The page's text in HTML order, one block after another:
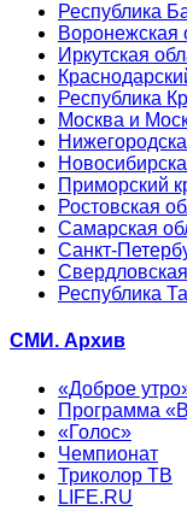
Республика
Воронежская
Иркутская
Республика
Москва и
Приморский
Ростовская
Самарская
Санкт-
Республика
СМИ. Архив
«Доброе
Программа
«Голос»
Чемпионат
Триколор ТВ
LIFE.RU